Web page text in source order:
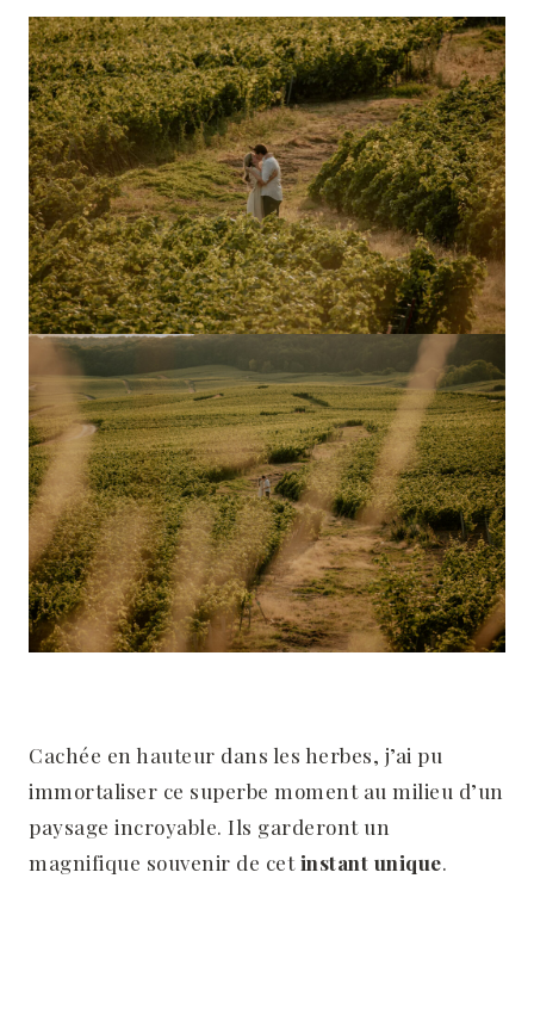
Cachée en hauteur dans les herbes, j’ai pu
immortaliser ce superbe moment au milieu d’un
paysage incroyable. Ils garderont un
magnifique souvenir de cetinstant unique.